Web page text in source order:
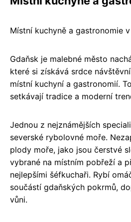
Místní kuchyně a gastronomie
Gdaňsk je malebné město
které si získává srdce
místní kuchyní a gastronomií.
setkávají tradice a moderní
Jednou z nejznámějších
severské rybolovné moře.
plody moře, jako jsou čerstvé
vybrané na místním pobřeží a
nejlepšími šéfkuchaři. Rybí
součástí gdaňských pokrmů,
vůni.